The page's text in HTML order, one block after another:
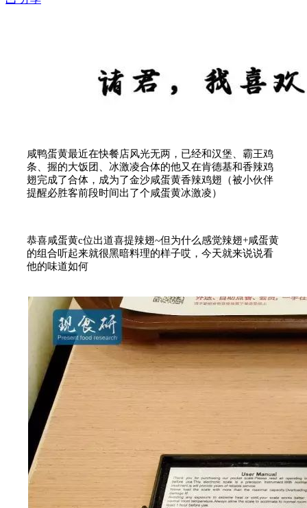
咸鸭蛋黄最近在快餐店风光无两，已经和汉堡、霸王鸡
条、握的大饭团、冰激凌合体的他又在肯德基和香辣鸡
翅完成了合体，成为了金沙咸蛋黄香辣鸡翅（被小伙伴
提醒必胜客前段时间出了个咸蛋黄冰激凌）
恭喜咸蛋黄c位出道喜提辣翅~但为什么感觉辣翅+咸蛋黄
的组合听起来就很黑暗料理的样子哎，今天就来说说看
他的味道如何